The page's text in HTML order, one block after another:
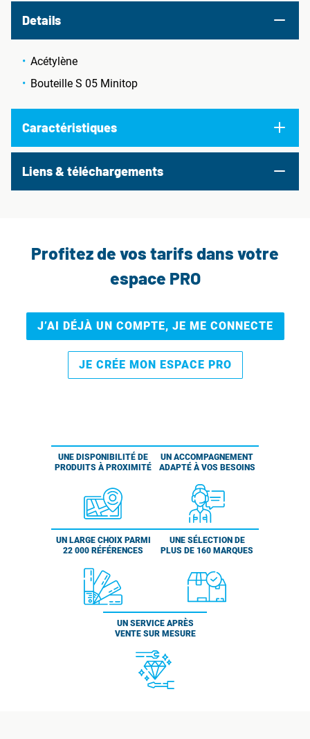
Details
Acétylène
Bouteille S 05 Minitop
Caractéristiques
Liens & téléchargements
Profitez de vos tarifs dans votre
espace PRO
J’AI DÉJÀ UN COMPTE, JE ME CONNECTE
JE CRÉE MON ESPACE PRO
UNE DISPONIBILITÉ DE
PRODUITS À PROXIMITÉ
UN ACCOMPAGNEMENT
ADAPTÉ À VOS BESOINS
UN LARGE CHOIX PARMI
22 000 RÉFÉRENCES
UNE SÉLECTION DE
PLUS DE 160 MARQUES
UN SERVICE APRÈS
VENTE SUR MESURE